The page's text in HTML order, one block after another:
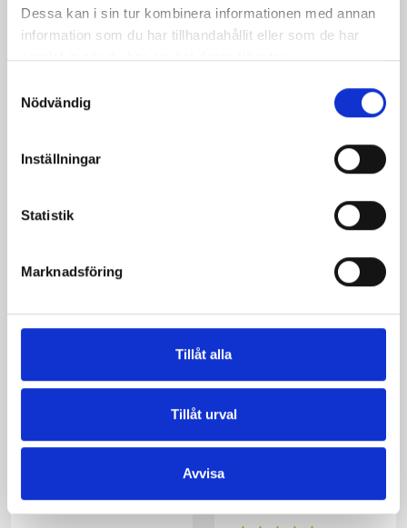
Dessa kan i sin tur kombinera informationen med annan
information som du har tillhandahållit eller som de har
samlat in när du har använt deras tjänster.
Nödvändig
Inställningar
Statistik
Marknadsföring
Tillåt alla
Tillåt urval
Avvisa
Rotfruktsoppa med
paprika